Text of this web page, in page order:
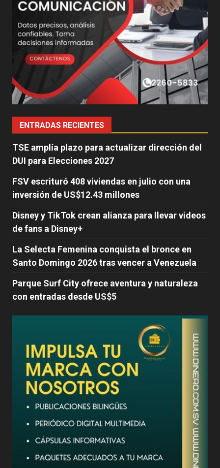
ENTRADAS RECIENTES
TSE amplía plazo para actualizar dirección del
DUI para Elecciones 2027
FSV escrituró 408 viviendas en julio con una
inversión de US$12.43 millones
Disney y TikTok crean alianza para llevar videos
de fans a Disney+
La Selecta Femenina conquista el bronce en
Santo Domingo 2026 tras vencer a Venezuela
Parque Surf City ofrece aventura y naturaleza
con entradas desde US$5